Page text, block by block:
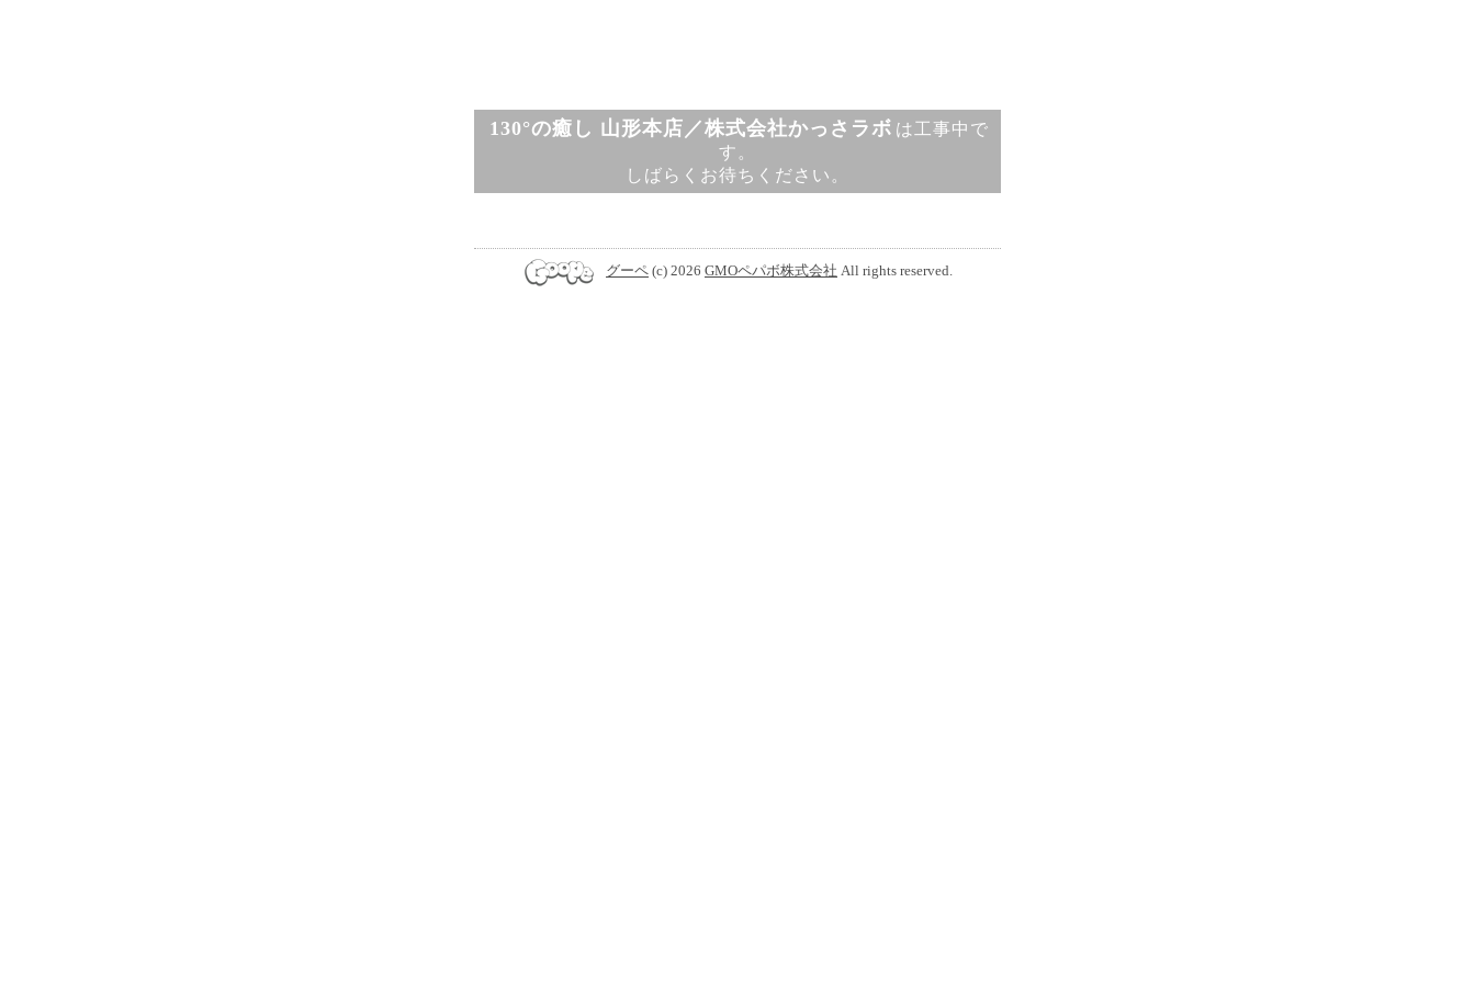
130°の癒し 山形本店／株式会社かっさラボ は工事中で
す。
しばらくお待ちください。
グーペ (c) 2026 GMOペパボ株式会社 All rights reserved.